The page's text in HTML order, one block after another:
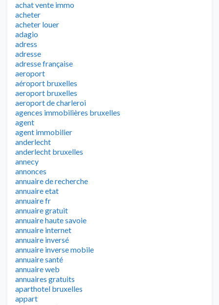
achat vente immo
acheter
acheter louer
adagio
adress
adresse
adresse française
aeroport
aéroport bruxelles
aeroport bruxelles
aeroport de charleroi
agences immobilières bruxelles
agent
agent immobilier
anderlecht
anderlecht bruxelles
annecy
annonces
annuaire de recherche
annuaire etat
annuaire fr
annuaire gratuit
annuaire haute savoie
annuaire internet
annuaire inversé
annuaire inverse mobile
annuaire santé
annuaire web
annuaires gratuits
aparthotel bruxelles
appart